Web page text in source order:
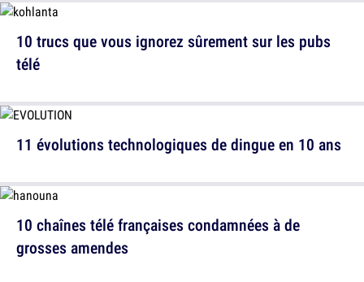
10 trucs que vous ignorez sûrement sur les pubs
télé
10 chaînes télé françaises condamnées à de
grosses amendes
11 évolutions technologiques de dingue en 10 ans